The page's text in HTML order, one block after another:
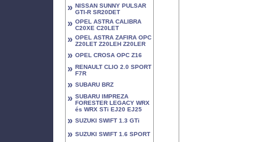
» NISSAN SUNNY PULSAR
GTI-R SR20DET
» OPEL ASTRA CALIBRA
C20XE C20LET
» OPEL ASTRA ZAFIRA OPC
Z20LET Z20LEH Z20LER
» OPEL CROSA OPC Z16
» RENAULT CLIO 2.0 SPORT
F7R
» SUBARU BRZ
» SUBARU IMPREZA
FORESTER LEGACY WRX
és WRX STi EJ20 EJ25
» SUZUKI SWIFT 1.3 GTi
» SUZUKI SWIFT 1.6 SPORT